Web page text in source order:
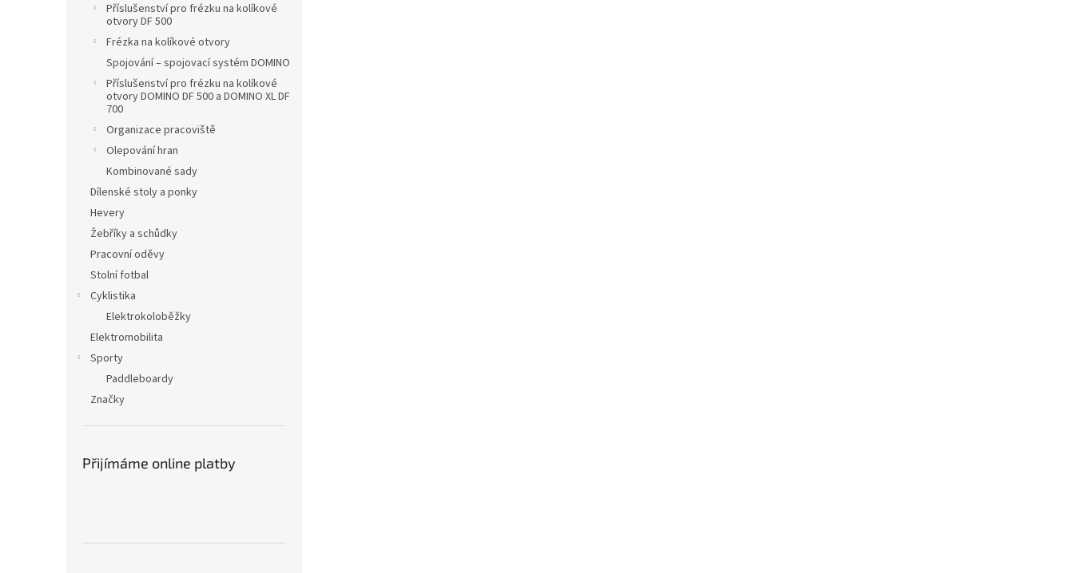
Příslušenství pro frézku na kolíkové
otvory DF 500
Frézka na kolíkové otvory
Spojování – spojovací systém DOMINO
Příslušenství pro frézku na kolíkové
otvory DOMINO DF 500 a DOMINO XL DF
700
Organizace pracoviště
Olepování hran
Kombinované sady
Dílenské stoly a ponky
Hevery
Žebříky a schůdky
Pracovní oděvy
Stolní fotbal
Cyklistika
Elektrokoloběžky
Elektromobilita
Sporty
Paddleboardy
Značky
Přijímáme online platby